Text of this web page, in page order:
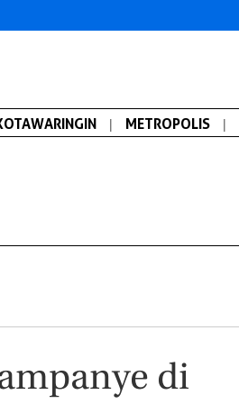
| METROPOLIS |
di